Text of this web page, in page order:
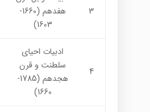
3
هفدهم (1660-
1603)
4
ادبیات احیای
سلطنت و قرن
هجدهم (1785-
1660)